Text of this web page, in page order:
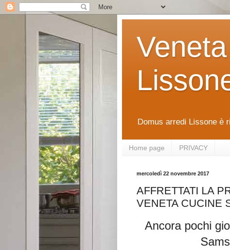
Domus arredi Lissone è
Home page PRIVACY
mercoledì 22 novembre 2017
AFFRETTATI LA
VENETA CUCINE
Ancora pochi